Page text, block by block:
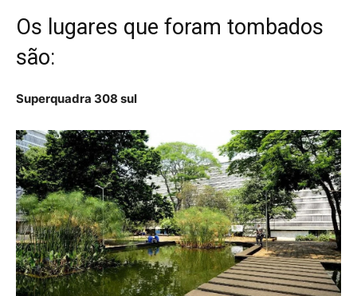
Os lugares que foram tombados
são:
Superquadra 308 sul